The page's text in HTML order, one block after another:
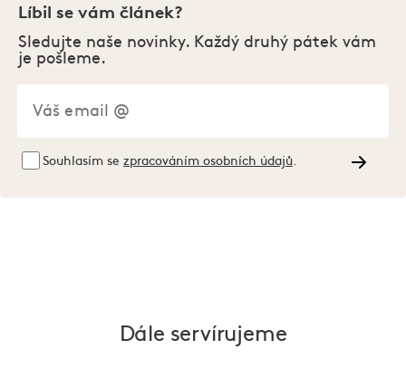
Líbil se vám článek?
Sledujte naše novinky. Každý druhý pátek vám
je pošleme.
Souhlasím se zpracováním osobních údajů
Dále servírujeme